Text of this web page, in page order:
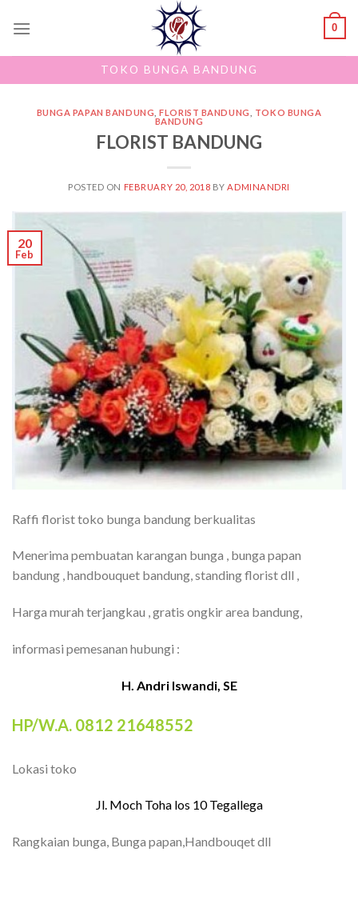
0
TOKO BUNGA BANDUNG
BUNGA PAPAN BANDUNG ,FLORIST BANDUNG
TOKO BUNGA
BANDUNG
FLORIST BANDUNG
POSTED ON FEBRUARY 20, 2018 BY ADMINANDRI
20
Feb
Raffi florist toko bunga bandung berkualitas
Menerima pembuatan karangan bunga , bunga papan
bandung , handbouquet bandung, standing florist dll ,
Harga murah terjangkau , gratis ongkir area bandung,
informasi pemesanan hubungi :
H. Andri Iswandi, SE
HP/W.A. 0812 21648552
Lokasi toko
Jl. Moch Toha los 10 Tegallega
Rangkaian bunga, Bunga papan,Handbouqet dll